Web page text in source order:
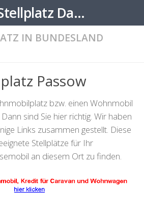
Wohnmobil Stellplatz Datenbank
IN BUNDESLAND
Passow
bzw. einen Wohnmobil
sind Sie hier richtig. Wir haben
Links zusammen gestellt. Diese
Stellplätze für Ihr
an diesem Ort zu finden.